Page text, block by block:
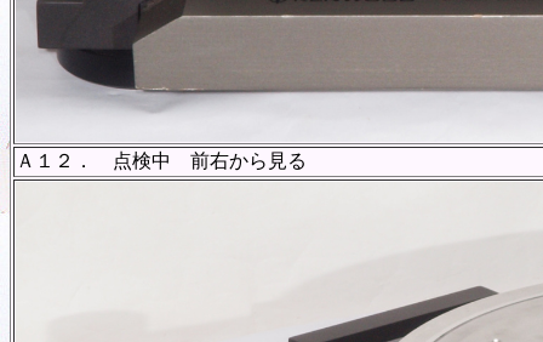
Ａ１２． 点検中 前右から見る